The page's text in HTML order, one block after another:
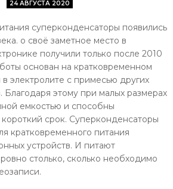
24 АВГУСТА 2020
суперконденсаторы появились
о своё заметное место в
получили только после 2010
основан на кратковременном
электролите с примесью других
Благодаря этому при малых размерах
емкостью и способны
короткий срок. Суперконденсаторы
кратковременного питания
устройств. И питают
столько, сколько необходимо